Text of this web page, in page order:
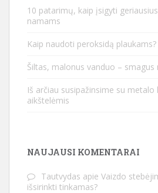
10 patarimų, kaip įsigyti
namams
Kaip naudoti peroksidą plaukams?
Šiltas, malonus vanduo – smagus
Iš arčiau susipažinsime su
aikštelėmis
NAUJAUSI KOMENTARAI
Tautvydas apie Vaizdo
išsirinkti tinkamas?